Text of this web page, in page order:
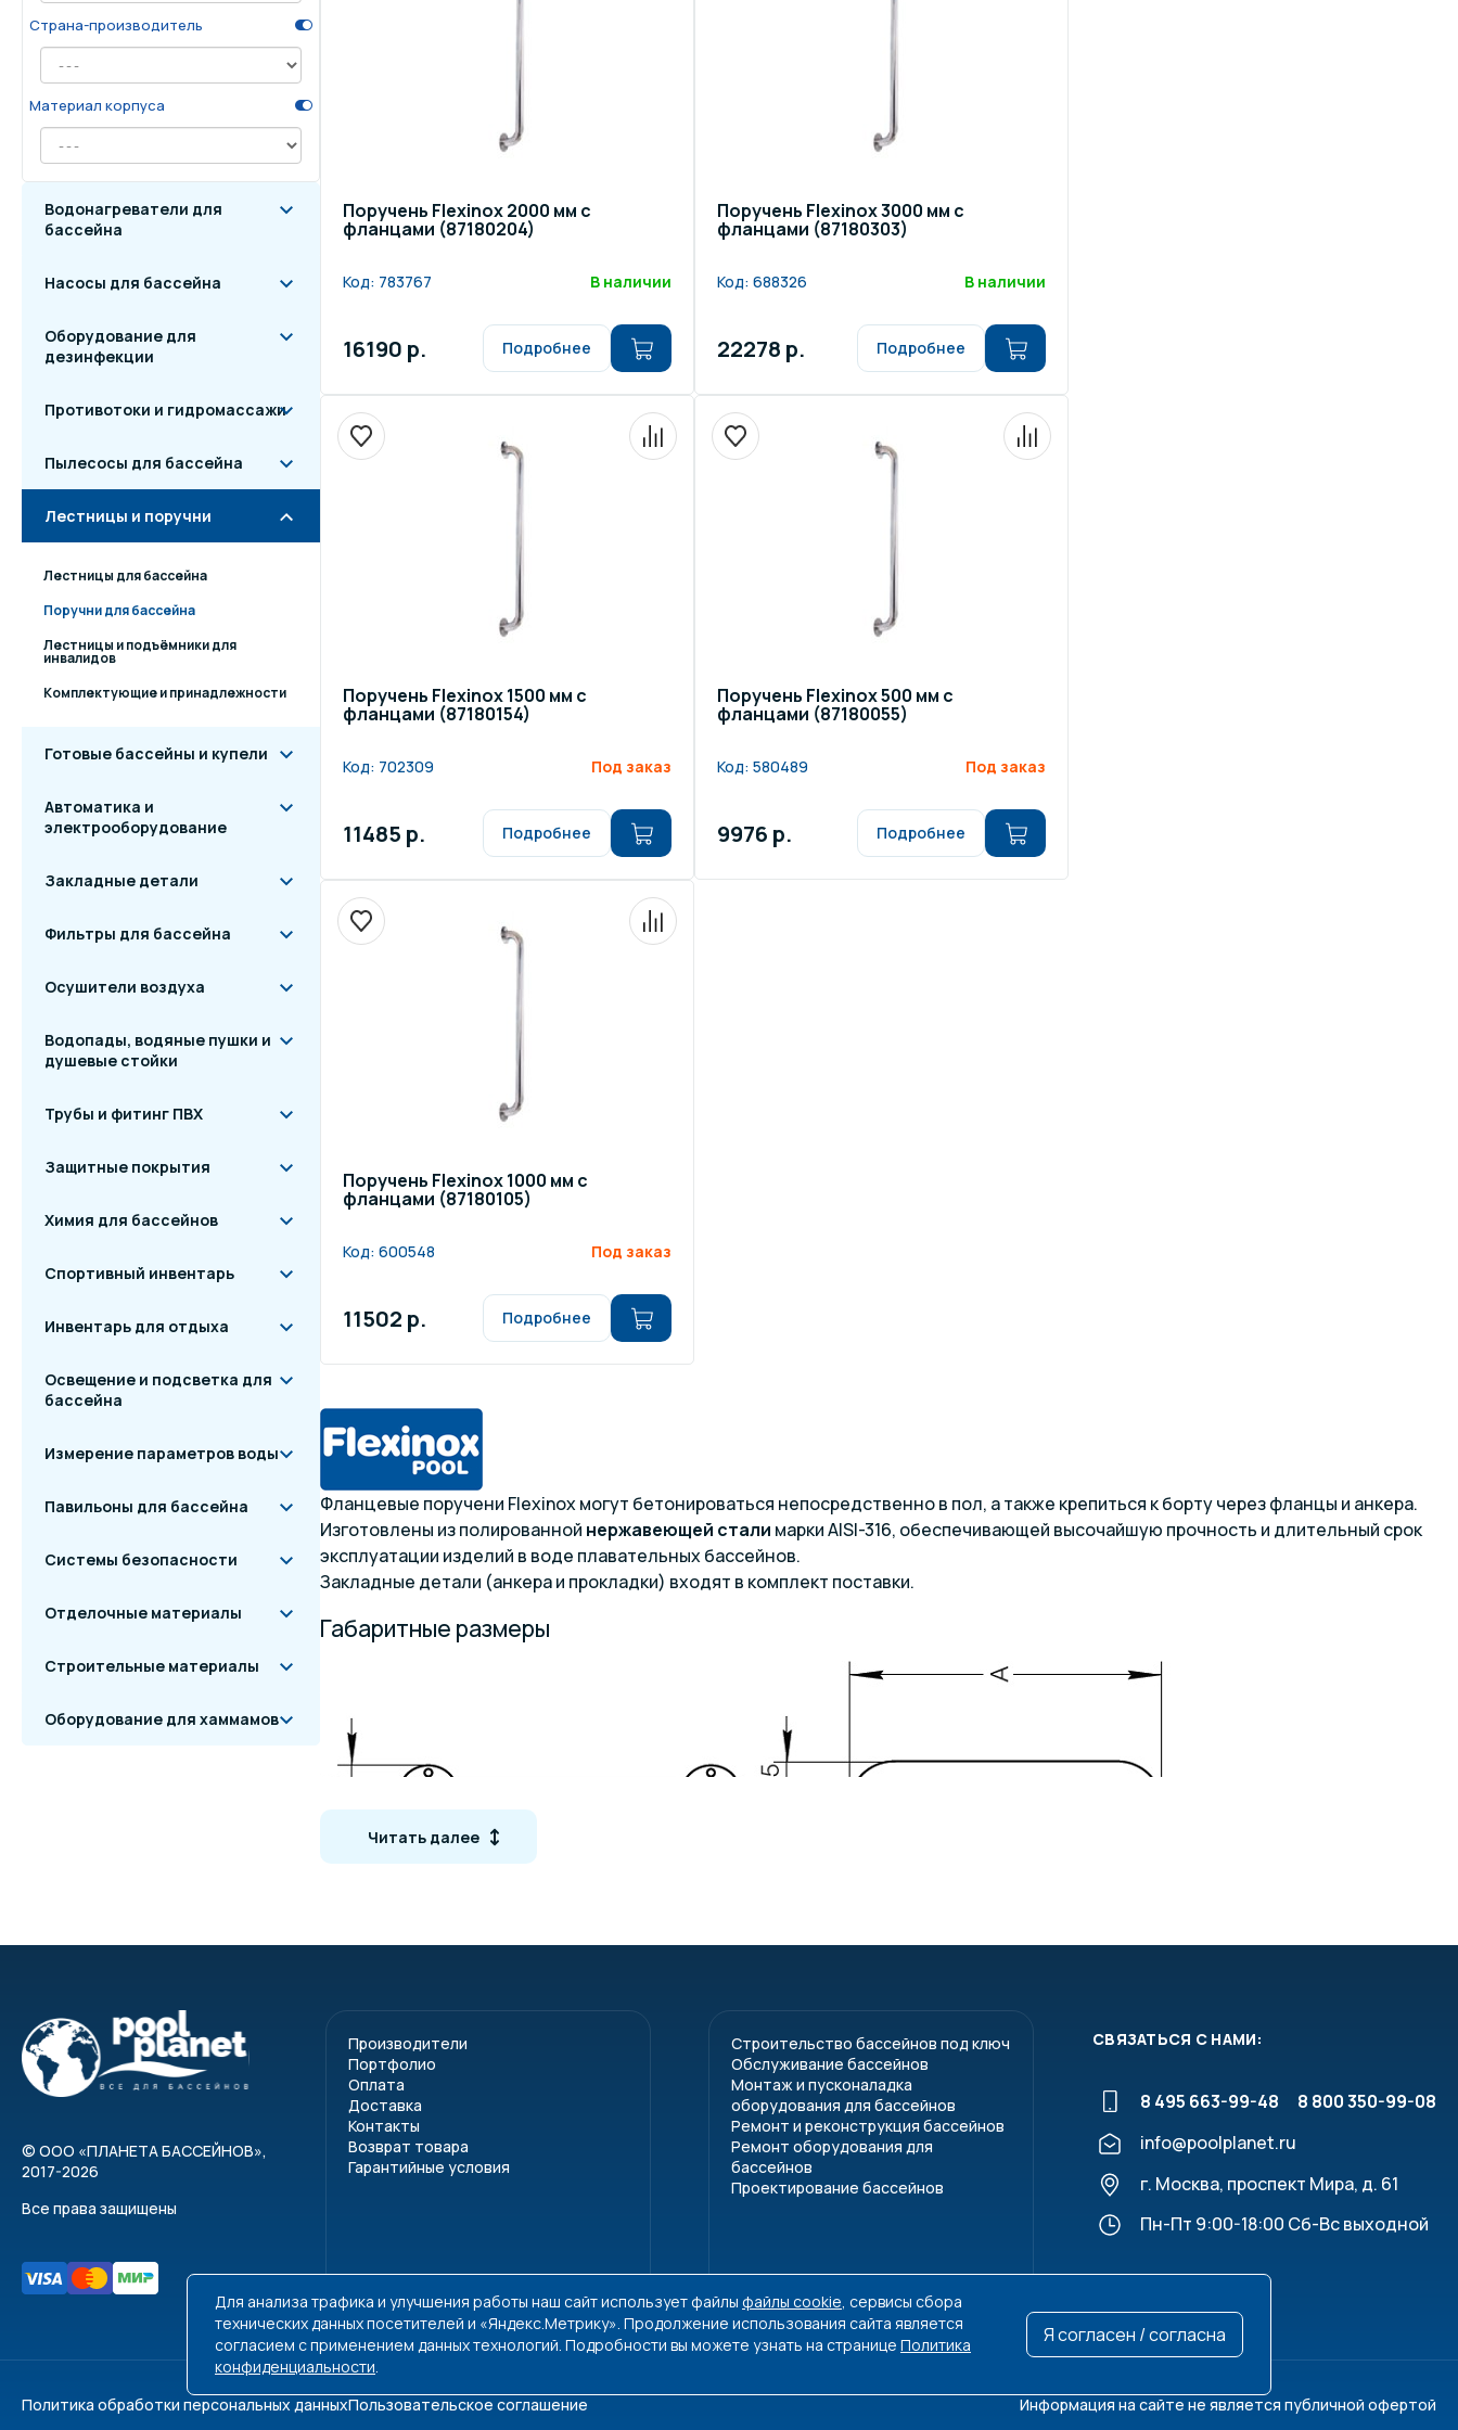
Инвентарь для отдыха
Системы безопасности Отделочные материалы Строительные материалы
Страна-производитель
Материал корпуса
Водонагреватели для
бассейна
Насосы для бассейна
Оборудование для
дезинфекции
Противотоки и гидромассажи
Пылесосы для бассейна
Лестницы и поручни
Лестницы для бассейна
Поручни для бассейна
Лестницы и подъёмники для
инвалидов
Комплектующие и принадлежности
Готовые бассейны и купели
Автоматика и
электрооборудование
Закладные детали
Фильтры для бассейна
Осушители воздуха
Водопады, водяные пушки и
душевые стойки
Трубы и фитинг ПВХ
Защитные покрытия
Химия для бассейнов
Спортивный инвентарь
Инвентарь для отдыха
Освещение и подсветка для
бассейна
Измерение параметров воды
Павильоны для бассейна
Системы безопасности
Отделочные материалы
Строительные материалы
Оборудование для хаммамов
Поручень Flexinox 2000 мм с
фланцами (87180204)
Код: 783767 В наличии
16190 р. Подробнее
Поручень Flexinox 3000 мм с
фланцами (87180303)
Код: 688326 В наличии
22278 р. Подробнее
Поручень Flexinox 1500 мм с
фланцами (87180154)
Код: 702309 Под заказ
11485 р. Подробнее
Поручень Flexinox 500 мм с
фланцами (87180055)
Код: 580489 Под заказ
9976 р. Подробнее
Поручень Flexinox 1000 мм с
фланцами (87180105)
Код: 600548 Под заказ
11502 р. Подробнее
Фланцевые поручени Flexinox могут бетонироваться непосредственно в пол, а также крепиться к борту через фланцы и анкера.
Изготовлены из полированной нержавеющей стали марки AISI-316, обеспечивающей высочайшую прочность и длительный срок
эксплуатации изделий в воде плавательных бассейнов.
Закладные детали (анкера и прокладки) входят в комплект поставки.
Габаритные размеры
1004055
500
1500
Читать далее
© ООО «ПЛАНЕТА БАССЕЙНОВ»,
2017-2026
Все права защищены
Производители
Портфолио
Оплата
Доставка
Контакты
Возврат товара
Гарантийные условия
Строительство бассейнов под ключ
Обслуживание бассейнов
Монтаж и пусконаладка
оборудования для бассейнов
Ремонт и реконструкция бассейнов
Ремонт оборудования для
бассейнов
Проектирование бассейнов
СВЯЗАТЬСЯ С НАМИ:
8 495 663-99-48
8 800 350-99-08
info@poolplanet.ru
г. Москва, проспект Мира, д. 61
Пн-Пт 9:00-18:00 Сб-Вс выходной
Политика обработки персональных данныхПользовательское соглашение Информация на сайте не является публичной офертой
Для анализа трафика и улучшения работы наш сайт использует файлы файлы cookie, сервисы сбора
технических данных посетителей и «Яндекс.Метрику». Продолжение использования сайта является
согласием с применением данных технологий. Подробности вы можете узнать на странице Политика
конфиденциальности.
Я согласен / согласна